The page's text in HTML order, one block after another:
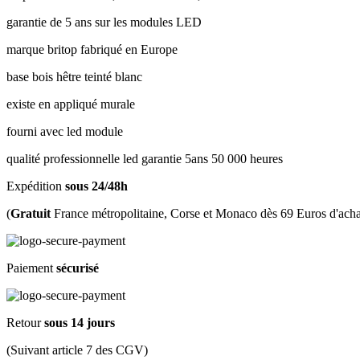
garantie de 5 ans sur les modules LED
marque britop fabriqué en Europe
base bois hêtre teinté blanc
existe en appliqué murale
fourni avec led module
qualité professionnelle led garantie 5ans 50 000 heures
Expédition sous 24/48h
(Gratuit France métropolitaine, Corse et Monaco dès 69 Euros
Paiement sécurisé
Retoursous 14 jours
(Suivant article 7 des CGV)